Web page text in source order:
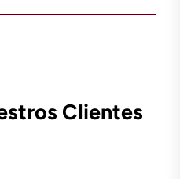
Clientes